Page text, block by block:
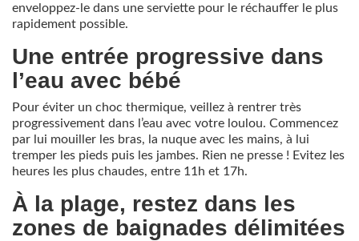
enveloppez-le dans une serviette pour le réchauffer le plus
rapidement possible.
Une entrée progressive dans
l’eau avec bébé
Pour éviter un choc thermique, veillez à rentrer très
progressivement dans l’eau avec votre loulou. Commencez
par lui mouiller les bras, la nuque avec les mains, à lui
tremper les pieds puis les jambes. Rien ne presse ! Evitez les
heures les plus chaudes, entre 11h et 17h.
À la plage, restez dans les
zones de baignades délimitées